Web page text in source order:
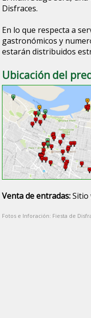
Disfraces.
En lo que respecta a
gastronómicos y
estarán distribuidos
Ubicación del
Venta de entradas: Sitio
Fotos e Inforación: Fiesta de